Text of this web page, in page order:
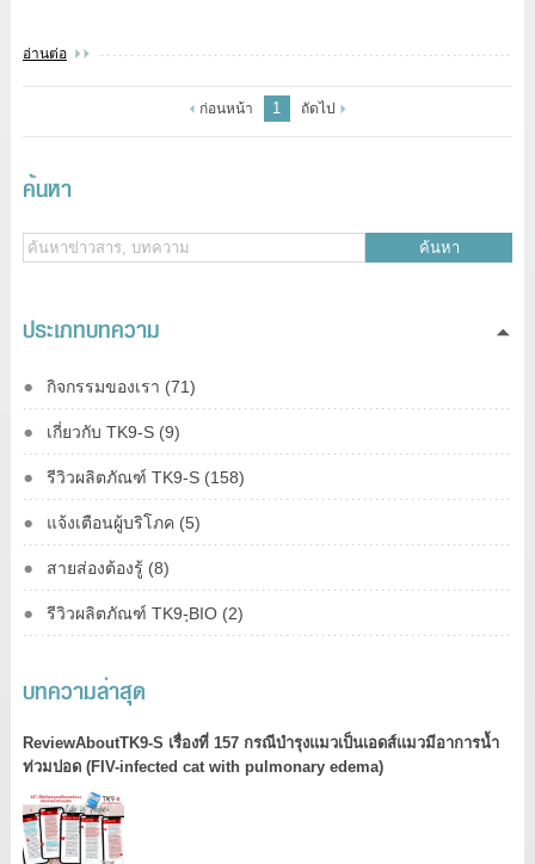
อ่านต่อ
ก่อนหน้า 1 ถัดไป
ค้นหา
ค้นหา
ประเภทบทความ
กิจกรรมของเรา (71)
เกี่ยวกับ TK9-S (9)
รีวิวผลิตภัณฑ์ TK9-S (158)
แจ้งเตือนผู้บริโภค (5)
สายส่องต้องรู้ (8)
รีวิวผลิตภัณฑ์ TK9-ฺBIO (2)
บทความล่าสุด
ReviewAboutTK9-S เรื่องที่ 157 กรณีบำรุงแมวเป็นเอดส์แมวมีอาการน้ำ
ท่วมปอด (FIV-infected cat with pulmonary edema)